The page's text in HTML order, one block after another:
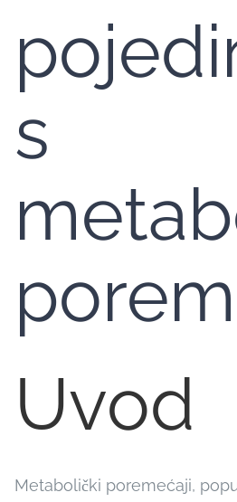
s
Uvod
Metabolički poremećaji,